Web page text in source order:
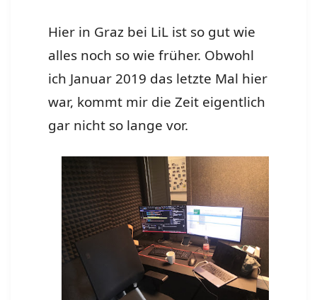
Hier in Graz bei LiL ist so gut wie
alles noch so wie früher. Obwohl
ich Januar 2019 das letzte Mal hier
war, kommt mir die Zeit eigentlich
gar nicht so lange vor.